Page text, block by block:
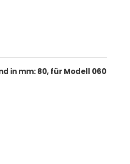
in mm: 80, für Modell 060